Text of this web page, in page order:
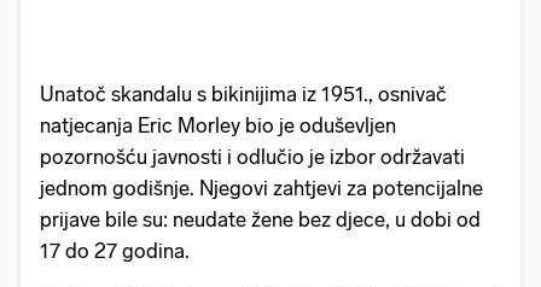
Unatoč skandalu s bikinijima iz 1951., osnivač
natjecanja Eric Morley bio je oduševljen
pozornošću javnosti i odlučio je izbor održavati
jednom godišnje. Njegovi zahtjevi za potencijalne
prijave bile su: neudate žene bez djece, u dobi od
17 do 27 godina.